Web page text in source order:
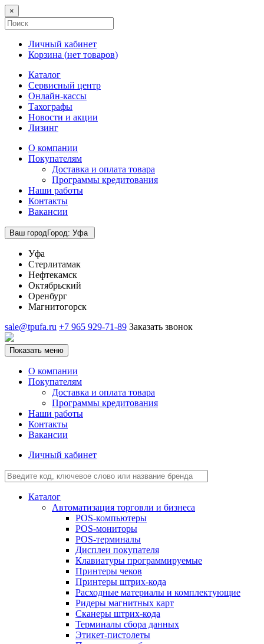
×
Личный кабинет
Корзина (нет товаров)
Каталог
Сервисный центр
Онлайн-кассы
Тахографы
Новости и акции
Лизинг
О компании
Покупателям
Доставка и оплата товара
Программы кредитования
Наши работы
Контакты
Вакансии
Ваш городГород: Уфа
Уфа
Стерлитамак
Нефтекамск
Октябрьский
Оренбург
Магнитогорск
sale@tpufa.ru +7 965 929-71-89 Заказать звонок
Показать меню
О компании
Покупателям
Доставка и оплата товара
Программы кредитования
Наши работы
Контакты
Вакансии
Личный кабинет
Каталог
Автоматизация торговли и бизнеса
POS-компьютеры
POS-мониторы
POS-терминалы
Дисплеи покупателя
Клавиатуры программируемые
Принтеры чеков
Принтеры штрих-кода
Расходные материалы и комплектующие
Ридеры магнитных карт
Сканеры штрих-кода
Терминалы сбора данных
Этикет-пистолеты